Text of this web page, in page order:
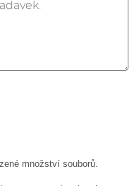
množství souborů.